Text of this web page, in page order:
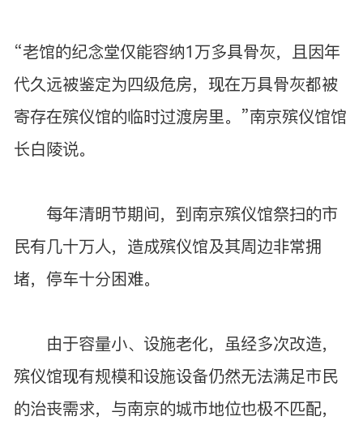
“老馆的纪念堂仅能容纳1万多具骨灰，且因年
代久远被鉴定为四级危房，现在万具骨灰都被
寄存在殡仪馆的临时过渡房里。”南京殡仪馆馆
长白陵说。
每年清明节期间，到南京殡仪馆祭扫的市
民有几十万人，造成殡仪馆及其周边非常拥
堵，停车十分困难。
由于容量小、设施老化，虽经多次改造，
殡仪馆现有规模和设施设备仍然无法满足市民
的治丧需求，与南京的城市地位也极不匹配，